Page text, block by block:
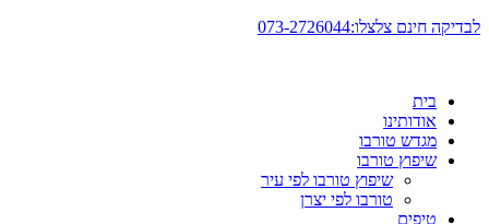
דלג
לבדיקה חינם צלצלו:073-2726044
בית
אודותינו
מגדש טורבו
שיפוץ טורבו
שיפוץ טורבו לפי עיר
טורבו לפי יצרן
טיפים